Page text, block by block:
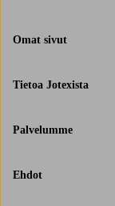
Omat sivut
Tietoa Jotexista
Palvelumme
Ehdot